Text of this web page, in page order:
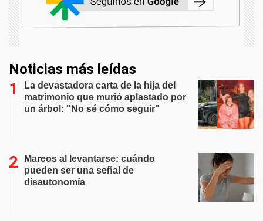
Noticias más leídas
La devastadora carta de la hija del
matrimonio que murió aplastado por
un árbol: "No sé cómo seguir"
Mareos al levantarse: cuándo
pueden ser una señal de
disautonomía